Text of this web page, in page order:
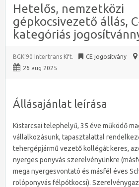
Hetelős, nemzetközi
gépkocsivezető állás,
kategóriás
BGK’90 Intertrans Kft. CE jogosítvány
26 aug 2025
Állásajánlat leírása
Kistarcsai telephelyű, 35 éve működő
vállalkozásunk, tapasztalattal
tehergépjármű vezető kollégát keres,
nyerges ponyvás szerelvényünkre
mega nyergesvontató és másfél éves
rolóponyvás félpótkocsi).